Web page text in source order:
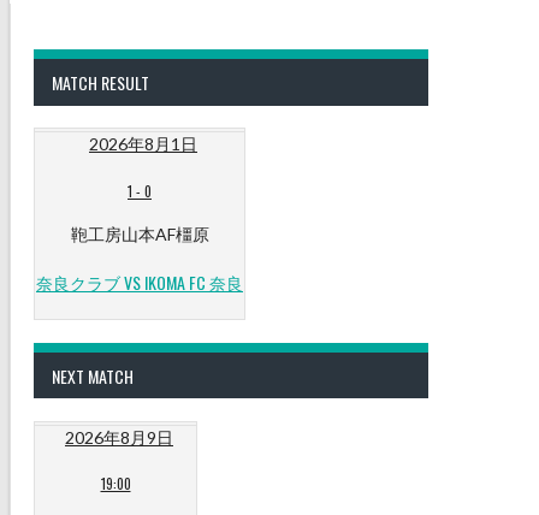
MATCH RESULT
2026年8月1日
1 - 0
鞄工房山本AF橿原
奈良クラブ VS IKOMA FC 奈良
NEXT MATCH
2026年8月9日
19:00